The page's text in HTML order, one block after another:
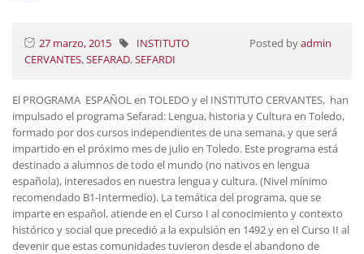
27 marzo, 2015 Posted byadmin
INSTITUTO
CERVANTES,SEFARAD,SEFARDI
El PROGRAMA ESPAÑOL en TOLEDO y el INSTITUTO CERVANTES, han
impulsado el programa Sefarad: Lengua, historia y Cultura en Toledo,
formado por dos cursos independientes de una semana, y que será
impartido en el próximo mes de julio en Toledo. Este programa está
destinado a alumnos de todo el mundo (no nativos en lengua
española), interesados en nuestra lengua y cultura. (Nivel mínimo
recomendado B1-Intermedio). La temática del programa, que se
imparte en español, atiende en el Curso I al conocimiento y contexto
histórico y social que precedió a la expulsión en 1492 y en el Curso II al
devenir que estas comunidades tuvieron desde el abandono de